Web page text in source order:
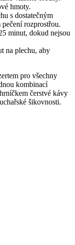
hmoty.
s dostatečným
rozprostřou.
minut, dokud nejsou
na plechu, aby
pro všechny
kombinací
čerstvé kávy
šikovnosti.